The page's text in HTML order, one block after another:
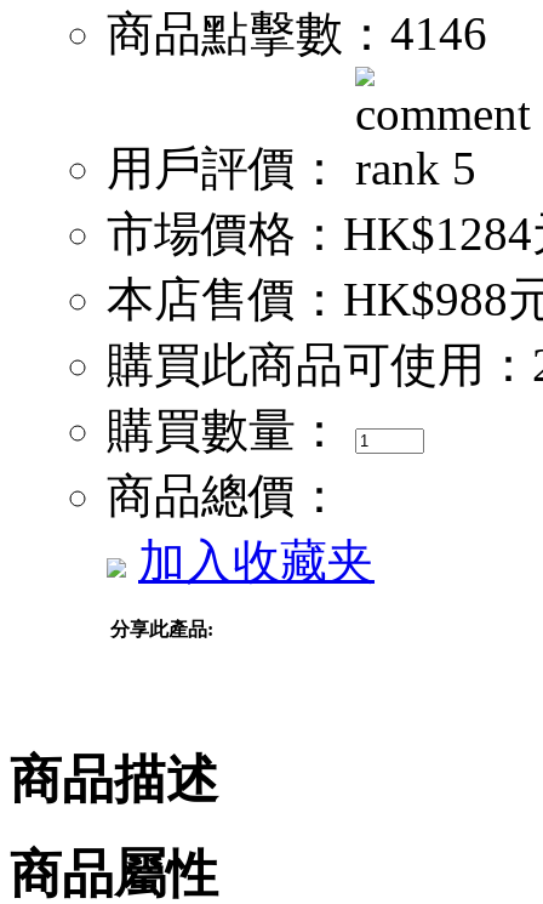
商品點擊數： 4146
用戶評價：
市場價格：
本店售價： HK$988
購買此商品可使用：
購買數量：
商品總價：
加入收藏夹
分享此產品:
商品描述
商品屬性